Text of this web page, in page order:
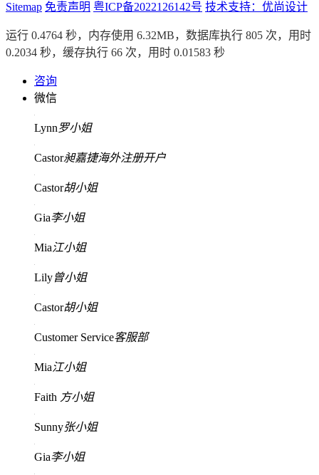
Sitemap 免责声明 粤ICP备2022126142号 技术支持：优尚设计
运行 0.4764 秒，内存使用 6.32MB，数据库执行 805 次，用时
0.2034 秒，缓存执行 66 次，用时 0.01583 秒
咨询
微信
Lynn罗小姐
Castor昶嘉捷海外注册开户
Castor胡小姐
Gia李小姐
Mia江小姐
Lily曾小姐
Castor胡小姐
Customer Service客服部
Mia江小姐
Faith 方小姐
Sunny张小姐
Gia李小姐